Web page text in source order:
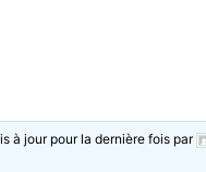
à jour pour la dernière fois par